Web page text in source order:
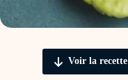
Voir la recette